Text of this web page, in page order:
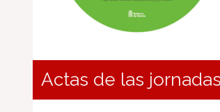
Actas de las